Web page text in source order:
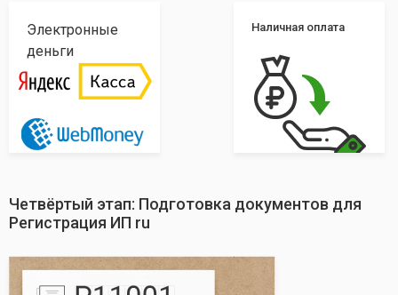
Электронные
деньги
Наличная оплата
Четвёртый этап: Подготовка документов для
Регистрация ИП ru